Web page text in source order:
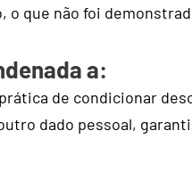
o que não foi
a:
de condicionar
dado pessoal,